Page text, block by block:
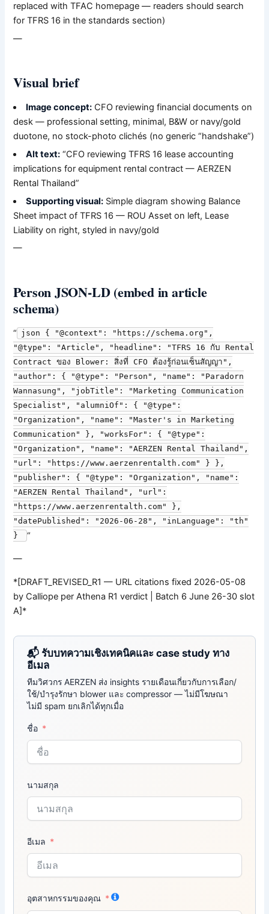
replaced with TFAC homepage — readers should search
for TFRS 16 in the standards section)
—
Visual brief
Image concept: CFO reviewing financial documents on
desk — professional setting, minimal, B&W or navy/gold
duotone, no stock-photo clichés (no generic “handshake”)
Alt text: “CFO reviewing TFRS 16 lease accounting
implications for equipment rental contract — AERZEN
Rental Thailand”
Supporting visual: Simple diagram showing Balance
Sheet impact of TFRS 16 — ROU Asset on left, Lease
Liability on right, styled in navy/gold
—
Person JSON-LD (embed in article
schema)
“ json { "@context": "https://schema.org",
"@type": "Article", "headline": "TFRS 16 กับ Rental
Contract ของ Blower: สิ่งที่ CFO ต้องรู้ก่อนเซ็นสัญญา",
"author": { "@type": "Person", "name": "Paradorn
Wannasung", "jobTitle": "Marketing Communication
Specialist", "alumniOf": { "@type":
"Organization", "name": "Master's in Marketing
Communication" }, "worksFor": { "@type":
"Organization", "name": "AERZEN Rental Thailand",
"url": "https://www.aerzenrentalth.com" } },
"publisher": { "@type": "Organization", "name":
"AERZEN Rental Thailand", "url":
"https://www.aerzenrentalth.com" },
"datePublished": "2026-06-28", "inLanguage": "th"
}
“
—
*[DRAFT_REVISED_R1 — URL citations fixed 2026-05-08
by Calliope per Athena R1 verdict | Batch 6 June 26-30 slot
A]*
📬 รับบทความเชิงเทคนิคและ case study ทาง
อีเมล
ทีมวิศวกร AERZEN ส่ง insights รายเดือนเกี่ยวกับการเลือก/
ใช้/บำรุงรักษา blower และ compressor — ไม่มีโฆษณา
ไม่มี spam ยกเลิกได้ทุกเมื่อ
ชื่อ
นามสกุล
อีเมล
อุตสาหกรรมของคุณ